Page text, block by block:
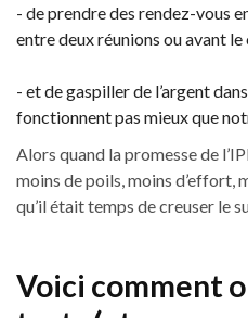
- de prendre des rendez-vous
entre deux réunions ou avant le
- et de gaspiller de l’argent
fonctionnent pas mieux que
Alors quand la promesse de
moins de poils, moins d’effort,
qu’il était temps de creuser le
Voici comment